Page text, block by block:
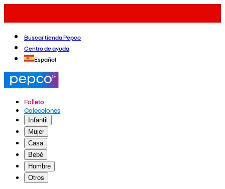
Buscar tienda Pepco
Centro de ayuda
Español
Folleto
Colecciones
Infantil
Mujer
Casa
Bebé
Hombre
Otros